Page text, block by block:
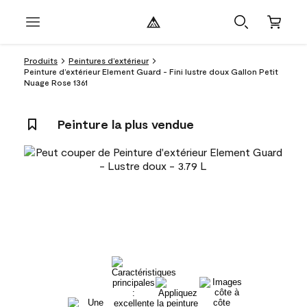
Produits
Peintures d’extérieur
Peinture d’extérieur Element Guard - Fini lustre doux Gallon Petit
Nuage Rose 1361
Peinture la plus vendue